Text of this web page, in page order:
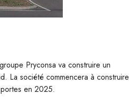
Pryconsa va construire un
La société commencera à construire
en 2025.